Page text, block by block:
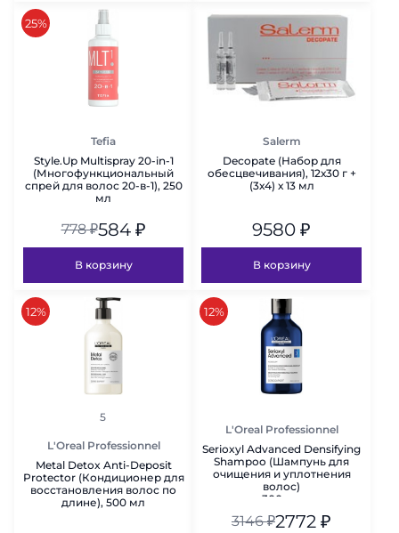
скидка
25%
Tefia
Style.Up Multispray 20-in-1
(Многофункциональный
спрей для волос 20-в-1), 250
мл
778₽584₽
В корзину
Salerm
Decopate (Набор для
обесцвечивания), 12х30 г +
(3х4) х 13 мл
9580 ₽
В корзину
скидка
12%
рейтинг
5
L'Oreal Professionnel
Metal Detox Anti-Deposit
Protector (Кондиционер для
восстановления волос по
длине), 500 мл
скидка
12%
L'Oreal Professionnel
Serioxyl Advanced Densifying
Shampoo (Шампунь для
очищения и уплотнения
волос)
300 мл
3146₽2772 ₽